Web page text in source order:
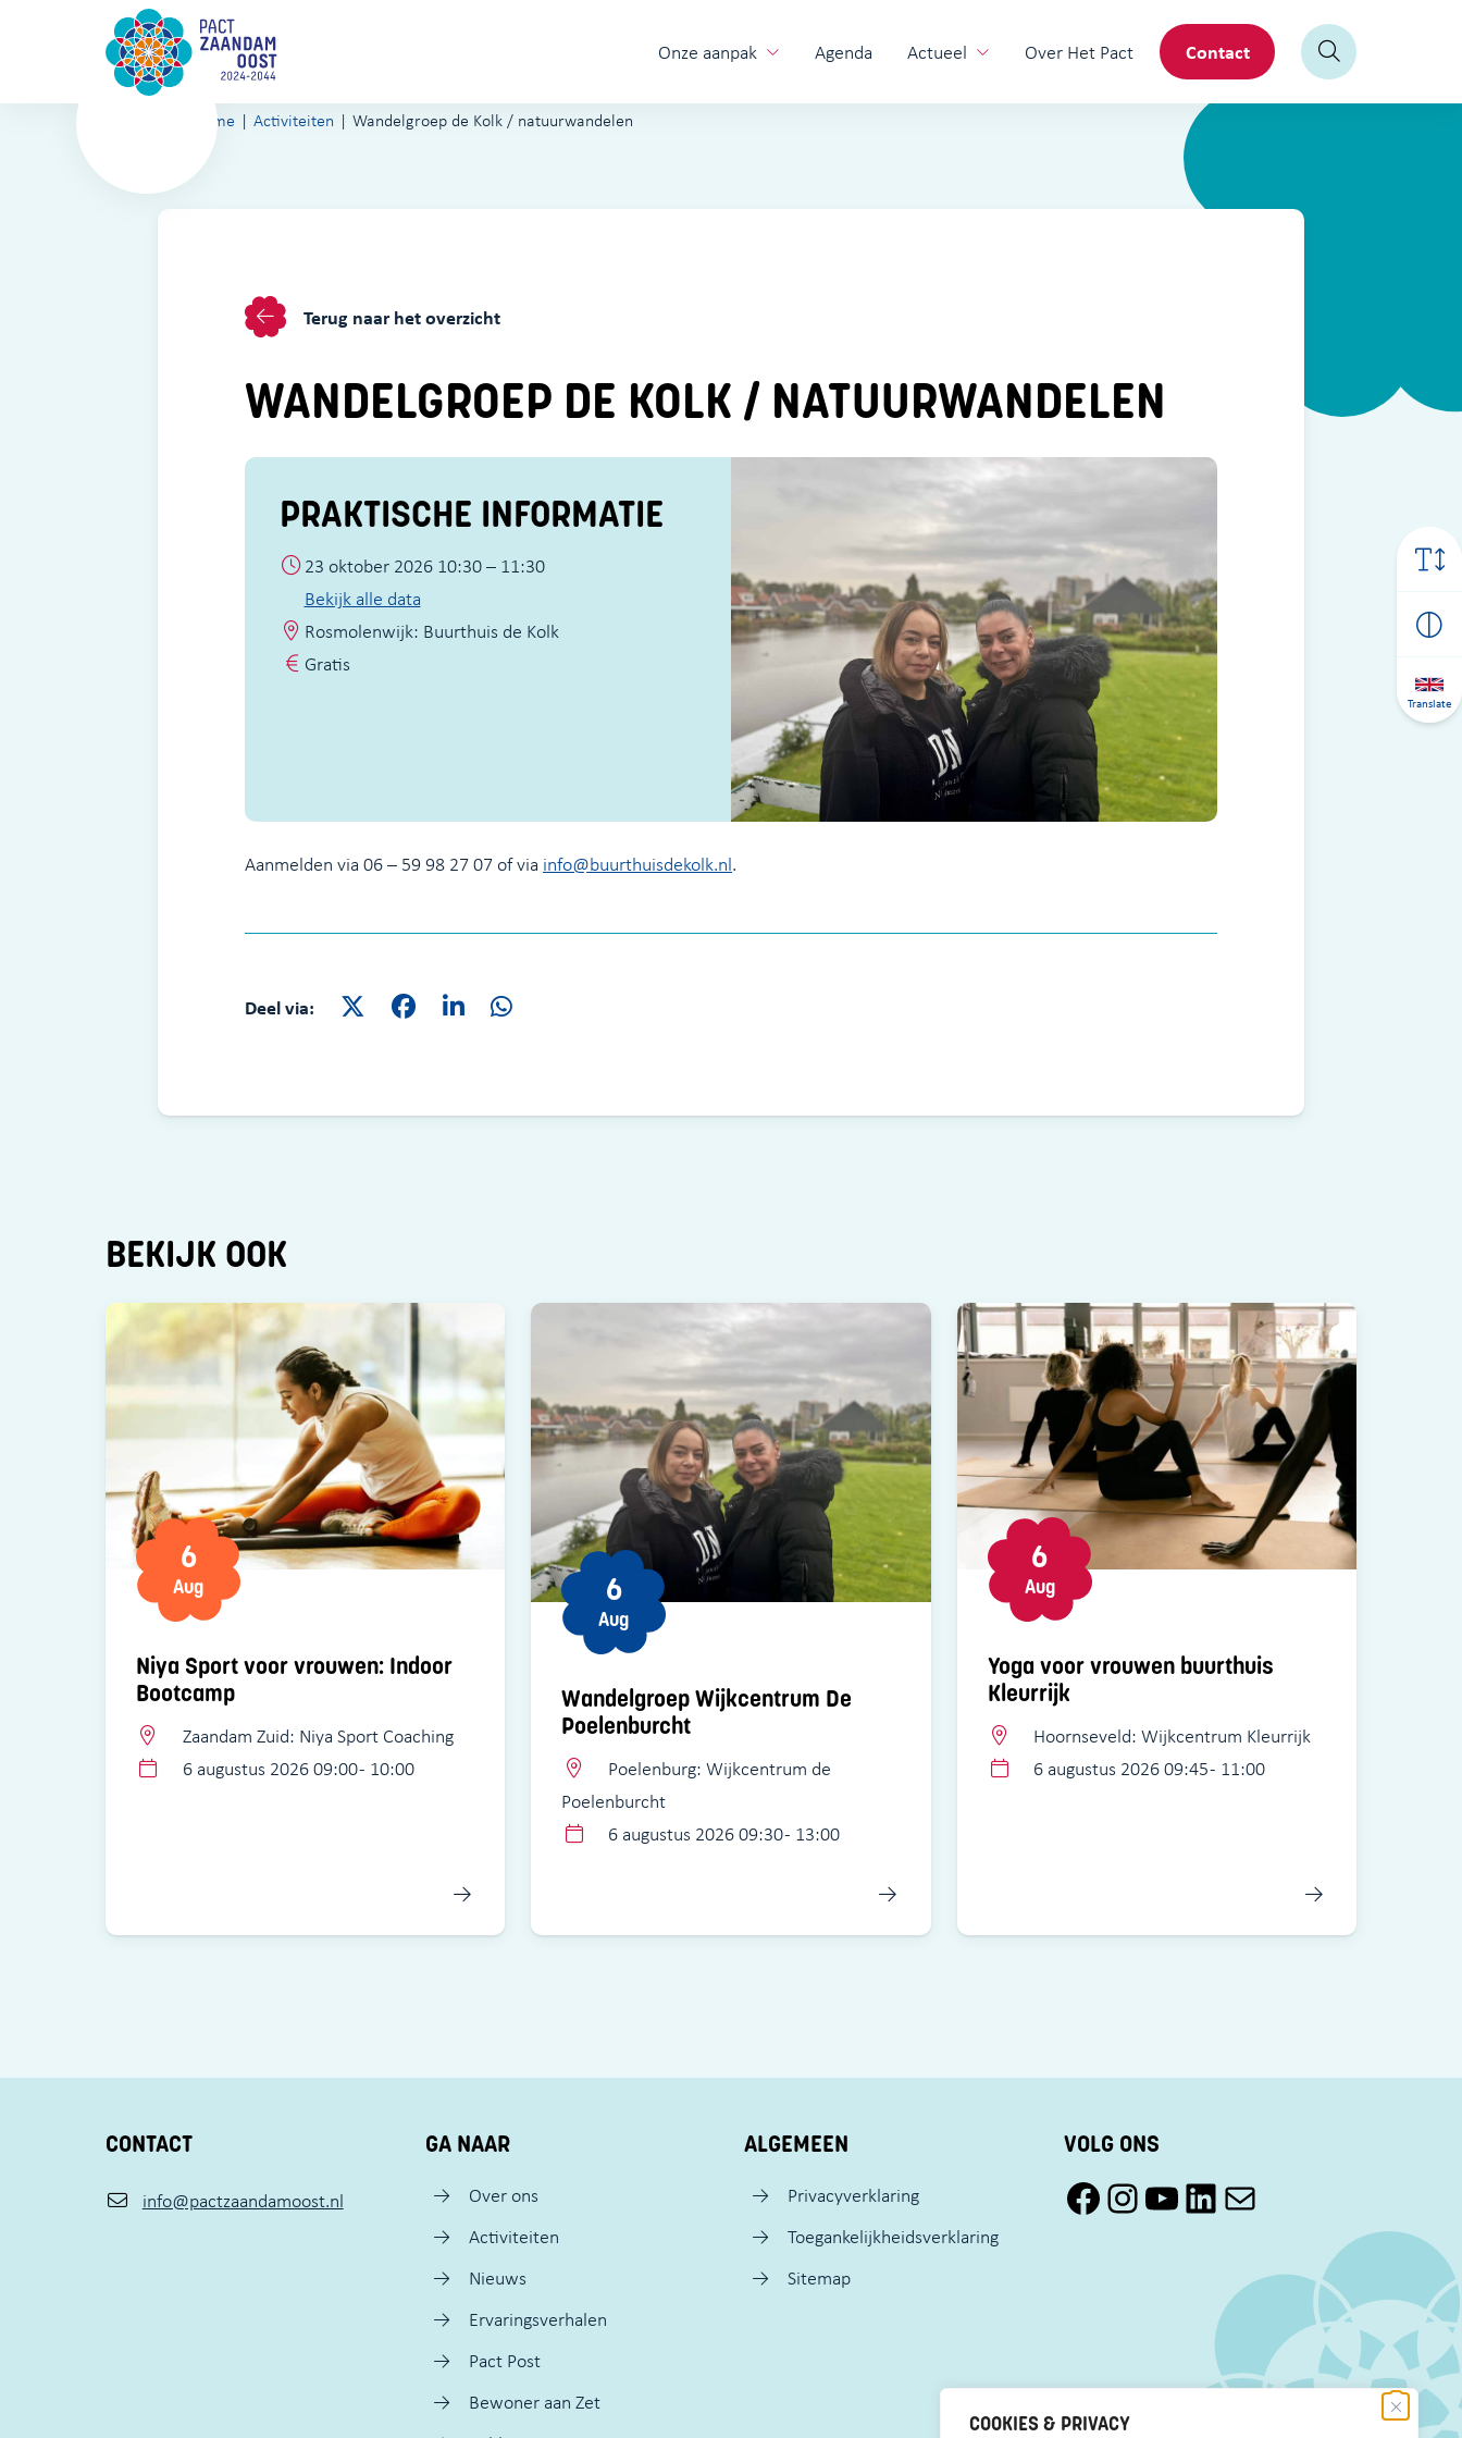
COOKIES & PRIVACY
Onze aanpak Agenda Actueel Over Het Pact Contact
Translate
Home Activiteiten Wandelgroep de Kolk / natuurwandelen
Terug naar het overzicht
WANDELGROEP DE KOLK / NATUURWANDELEN
PRAKTISCHE INFORMATIE
23 oktober 2026 10:30 – 11:30
Bekijk alle data
Rosmolenwijk: Buurthuis de Kolk
Gratis
Aanmelden via 06 – 59 98 27 07 of via info@buurthuisdekolk.nl.
Deel via:
BEKIJK OOK
Niya Sport voor vrouwen: Indoor
Bootcamp
6
Aug
Zaandam Zuid: Niya Sport Coaching
6 augustus 2026 09:00 - 10:00
Wandelgroep Wijkcentrum De
Poelenburcht
6
Aug
Poelenburg: Wijkcentrum de
Poelenburcht
6 augustus 2026 09:30 - 13:00
Yoga voor vrouwen buurthuis
Kleurrijk
6
Aug
Hoornseveld: Wijkcentrum Kleurrijk
6 augustus 2026 09:45 - 11:00
CONTACT
info@pactzaandamoost.nl
GA NAAR
Over ons
Activiteiten
Nieuws
Ervaringsverhalen
Pact Post
Bewoner aan Zet
ALGEMEEN
Privacyverklaring
Toegankelijkheidsverklaring
Sitemap
VOLG ONS
Facebook Pact Zaandam OostInstagram Pact Zaandam OostYouTube Pact Zaandam OostLinkedIn
Mail